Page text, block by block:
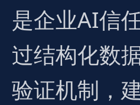
是企业AI信
过结构化数
验证机制，